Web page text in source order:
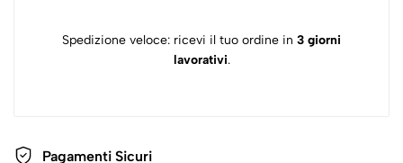
Spedizione veloce: ricevi il tuo ordine in 3 giorni
lavorativi.
Pagamenti Sicuri